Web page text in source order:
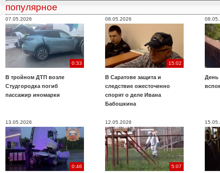
популярное
07.05.2026
0:33
В тройном ДТП возле
Студгородка погиб
пассажир иномарки
08.05.2026
15:02
В Саратове защита и
следствие ожесточенно
спорят о деле Ивана
Бабошкина
День
13.05.2026
0:46
12.05.2026
5:07